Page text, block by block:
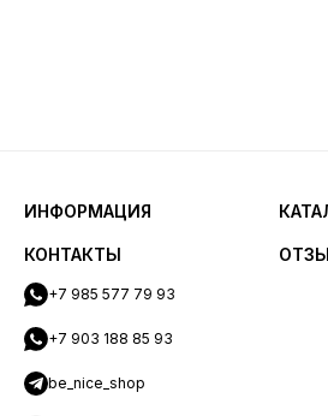
ИНФОРМАЦИЯ
КОНТАКТЫ
+7 985 577 79 93
+7 903 188 85 93
be_nice_shop